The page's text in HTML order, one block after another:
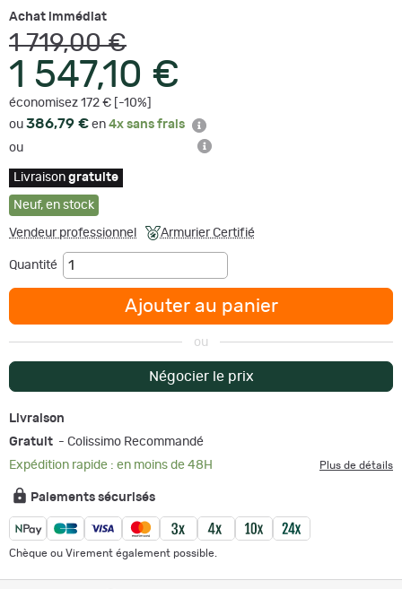
Achat immédiat
1 719,00 €
1 547,10 €
économisez 172 € [-10%]
ou 386,79 € en 4x sans frais
ou
Livraison gratuite
Neuf, en stock
Vendeur professionnel Armurier Certifié
Quantité
Ajouter au panier
ou
Négocier le prix
Livraison
Gratuit - Colissimo Recommandé
Expédition rapide : en moins de 48H
Plus de détails
Paiements sécurisés
Chèque ou Virement également possible.